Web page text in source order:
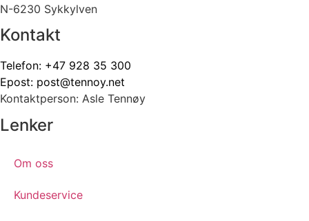
N-6230 Sykkylven
Kontakt
Telefon: +47 928 35 300
Epost: post@tennoy.net
Kontaktperson: Asle Tennøy
Lenker
Om oss
Kundeservice